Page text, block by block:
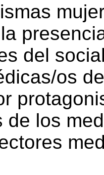
del
os
de los